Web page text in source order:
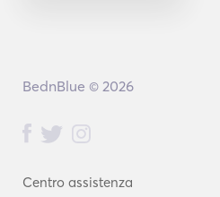
Centro assistenza
BednBlue © 2026